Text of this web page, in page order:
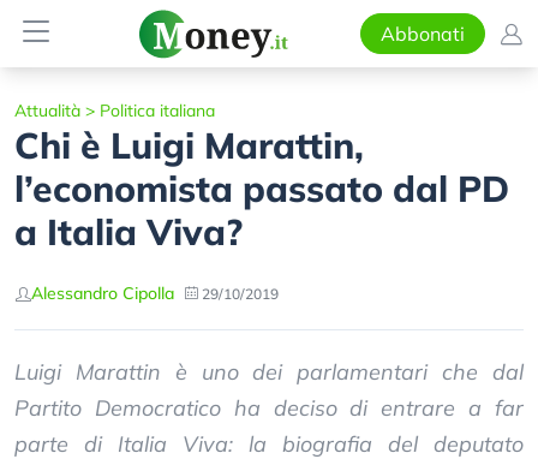
Abbonati
Attualità > Politica italiana
Chi è Luigi Marattin,
l’economista passato dal PD
a Italia Viva?
Alessandro Cipolla 29/10/2019
Luigi Marattin è uno dei parlamentari che dal
Partito Democratico ha deciso di entrare a far
parte di Italia Viva: la biografia del deputato